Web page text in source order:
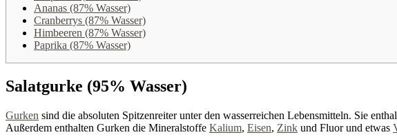
Ananas (87% Wasser)
Cranberrys (87% Wasser)
Himbeeren (87% Wasser)
Paprika (87% Wasser)
Salatgurke (95% Wasser)
Gurken sind die absoluten Spitzenreiter unter den wasserreichen Lebensmitteln. Sie
Außerdem enthalten Gurken die Mineralstoffe Kalium, Eisen, Zink und Fluor und etwas